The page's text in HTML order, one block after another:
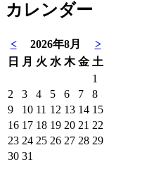
カレンダー
< 2026年8月
>
日
月 火 水 木 金 土
1
2
3 4 5 6 7
8
9
10 11 12 13 14 15
16 17 18 19 20 21 22
23 24 25 26 27 28 29
30 31